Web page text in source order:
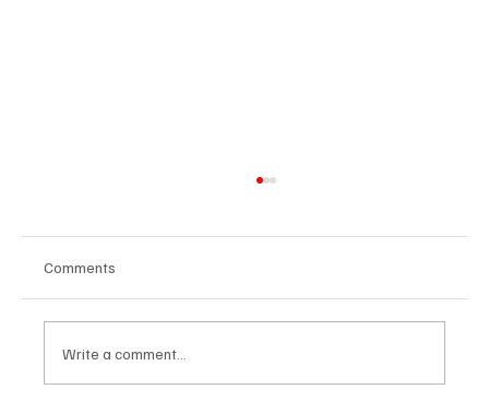
Comments
Write a comment...